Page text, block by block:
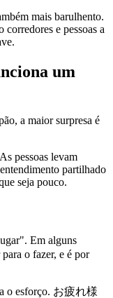
mais barulhento.
e pessoas a
um
a maior surpresa é
pessoas levam
partilhado
seja pouco.
Em alguns
o fazer, e é por
o esforço. お疲れ様